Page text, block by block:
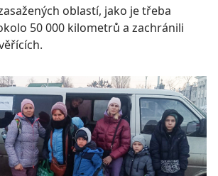
oblastí, jako je třeba
50 000 kilometrů a zachránili